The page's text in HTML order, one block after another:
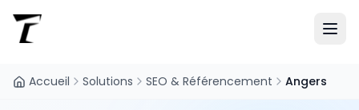
Accueil Solutions SEO & Référencement Angers